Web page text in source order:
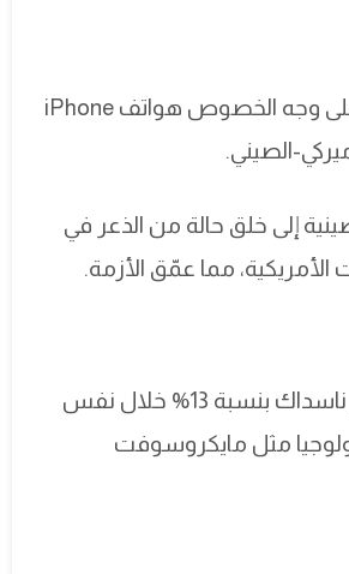
تعتمد أبل بشكل كبير على التصنيع في الصين والهند لتجميع أجهزتها، وعلى وجه الخصوص هواتف iPhone
الصيني.
104% على المنتجات الصينية إلى خلق حالة من الذعر في
ورغم أن سوق الأسهم بشكل عام تعرض لهزة قوية، حيث تراجع مؤشر ناسداك بنسبة 13% خلال نفس
مثل مايكروسوفت